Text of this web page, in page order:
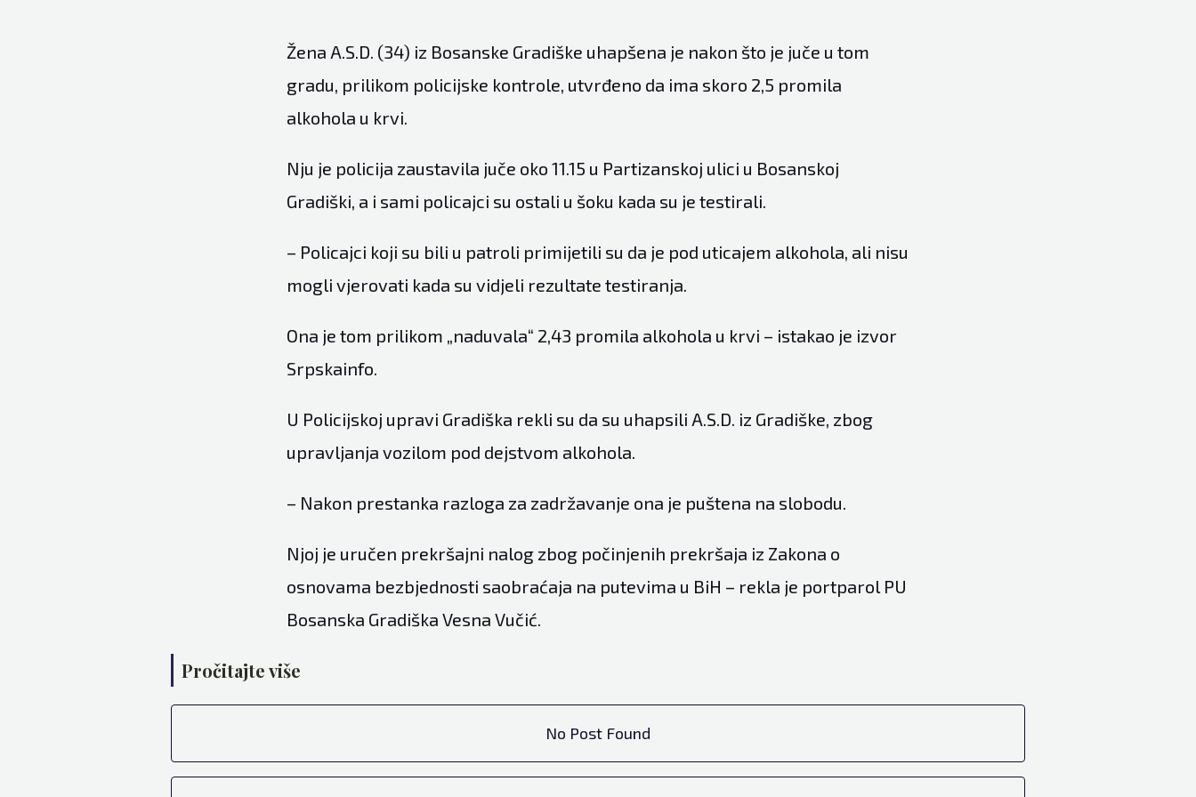
Žena A.S.D. (34) iz Bosanske Gradiške uhapšena je nakon što je juče u tom
gradu, prilikom policijske kontrole, utvrđeno da ima skoro 2,5 promila
alkohola u krvi.
Nju je policija zaustavila juče oko 11.15 u Partizanskoj ulici u Bosanskoj
Gradiški, a i sami policajci su ostali u šoku kada su je testirali.
– Policajci koji su bili u patroli primijetili su da je pod uticajem alkohola, ali nisu
mogli vjerovati kada su vidjeli rezultate testiranja.
Ona je tom prilikom „naduvala“ 2,43 promila alkohola u krvi – istakao je izvor
Srpskainfo.
U Policijskoj upravi Gradiška rekli su da su uhapsili A.S.D. iz Gradiške, zbog
upravljanja vozilom pod dejstvom alkohola.
– Nakon prestanka razloga za zadržavanje ona je puštena na slobodu.
Njoj je uručen prekršajni nalog zbog počinjenih prekršaja iz Zakona o
osnovama bezbjednosti saobraćaja na putevima u BiH – rekla je portparol PU
Bosanska Gradiška Vesna Vučić.
Pročitajte više
No Post Found